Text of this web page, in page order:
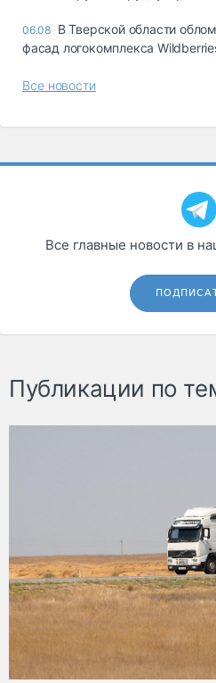
06.08 В Тверской области
фасад логокомплекса
Все новости
Все главные новости в
Публикации по